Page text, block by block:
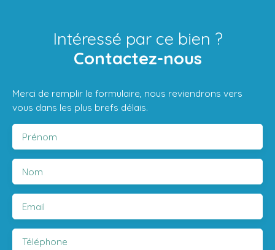
Intéressé par ce bien ?
Contactez-nous
Merci de remplir le formulaire, nous reviendrons vers
vous dans les plus brefs délais.
Prénom
Nom
Email
Téléphone